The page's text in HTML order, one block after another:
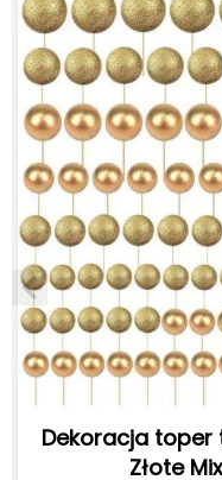
Dekoracja toper
Złote Mix